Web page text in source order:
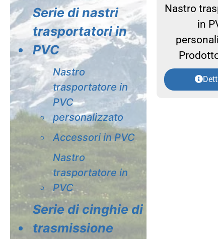
Serie di nastri
trasportatori in
PVC
Nastro
trasportatore in
PVC
personalizzato
Accessori in PVC
Nastro
trasportatore in
PVC
Serie di cinghie di
trasmissione
Nastro
in